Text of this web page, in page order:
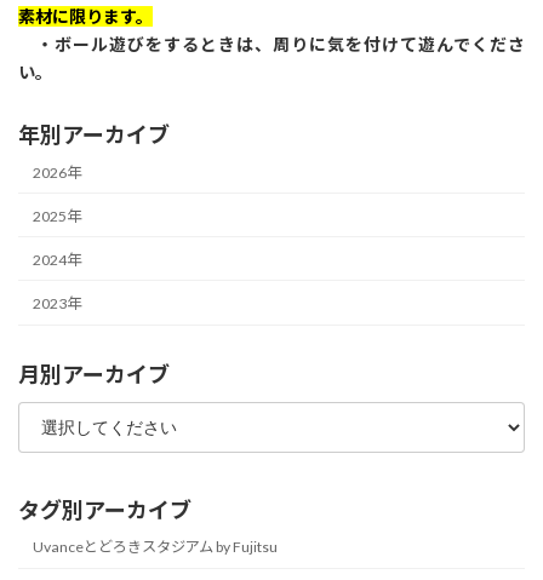
素材に限ります。
・ボール遊びをするときは、周りに気を付けて遊んでくださ
い。
年別アーカイブ
2026年
2025年
2024年
2023年
月別アーカイブ
タグ別アーカイブ
Uvanceとどろきスタジアム by Fujitsu